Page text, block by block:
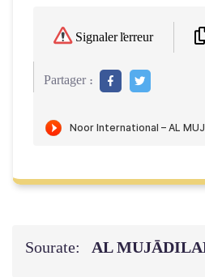
Signaler l'erreur
Partager :
Sourate: AL